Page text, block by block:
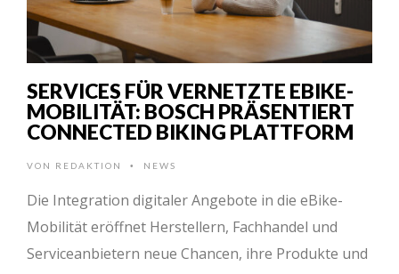
SERVICES FÜR VERNETZTE EBIKE-
MOBILITÄT: BOSCH PRÄSENTIERT
CONNECTED BIKING PLATTFORM
VON REDAKTION • NEWS
Die Integration digitaler Angebote in die eBike-
Mobilität eröffnet Herstellern, Fachhandel und
Serviceanbietern neue Chancen, ihre Produkte und